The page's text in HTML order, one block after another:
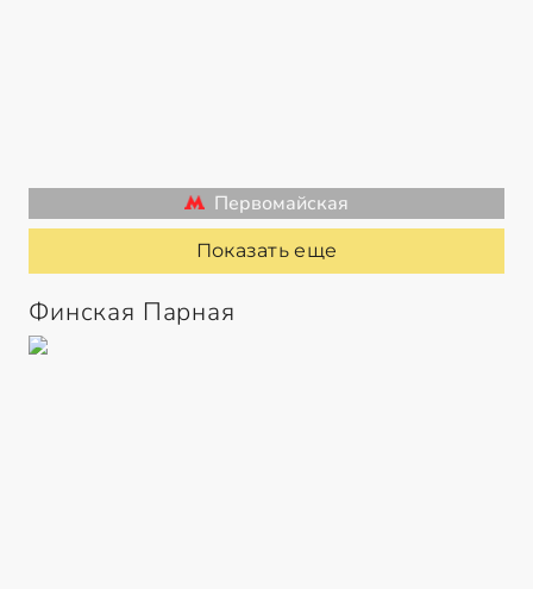
Первомайская
Показать еще
Финская Парная